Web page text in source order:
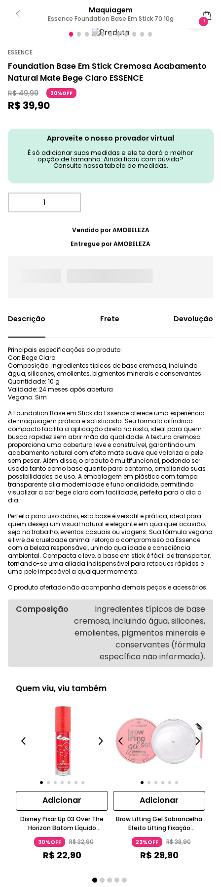
Maquiagem
Essence Foundation Base Em Stick 70 10g 0
ESSENCE
Foundation Base Em Stick Cremosa Acabamento
Natural Mate Bege Claro ESSENCE
R$ 49,90 20%OFF
R$ 39,90
Aproveite o nosso provador virtual
É só adicionar suas medidas e ele te dará a melhor
opção de tamanho. Ainda ficou com dúvida?
Consulte nossa tabela de medidas.
Vendido porAMOBELEZA
Entregue porAMOBELEZA
Frete Devolução
Principais especificações do produto:
Cor: Bege Claro
Composição: Ingredientes típicos de base cremosa, incluindo
água, silicones, emolientes, pigmentos minerais e conservantes
Quantidade: 10 g
Validade: 24 meses após abertura
Vegano: Sim
A Foundation Base em Stick da Essence oferece uma experiência
de maquiagem prática e sofisticada. Seu formato cilíndrico
compacto facilita a aplicação direta no rosto, ideal para quem
busca rapidez sem abrir mão da qualidade. A textura cremosa
proporciona uma cobertura leve e construível, garantindo um
acabamento natural com efeito mate suave que valoriza a pele
sem pesar. Além disso, o produto é multifuncional, podendo ser
usado tanto como base quanto para contorno, ampliando suas
possibilidades de uso. A embalagem em plástico com tampa
transparente alia modernidade e funcionalidade, permitindo
visualizar a cor bege claro com facilidade, perfeita para o dia a
dia.
Perfeita para uso diário, esta base é versátil e prática, ideal para
quem deseja um visual natural e elegante em qualquer ocasião,
seja no trabalho, eventos casuais ou viagens. Sua fórmula vegana
e livre de crueldade animal reforça o compromisso da Essence
com a beleza responsável, unindo qualidade e consciência
ambiental. Compacta e leve, a base em stick é fácil de transportar,
tornando-se uma aliada indispensável para retoques rápidos e
uma pele impecável a qualquer momento.
O produto ofertado não acompanha demais peças e acessórios.
Composição
Ingredientes típicos de base
cremosa, incluindo água, silicones,
emolientes, pigmentos minerais e
conservantes (fórmula
específica não informada).
Quem viu, viu também
Adicionar
Disney Pixar Up 03 Over The
Horizon Batom Líquido
Brilhante Glitter Bordô
Essence
30%OFF R$32,90
R$ 22,90
Adicionar
Brow Lifting Gel Sobrancelha
Efeito Lifting Fixação
Instantânea Branco Essence
23%OFF R$38,90
R$ 29,90